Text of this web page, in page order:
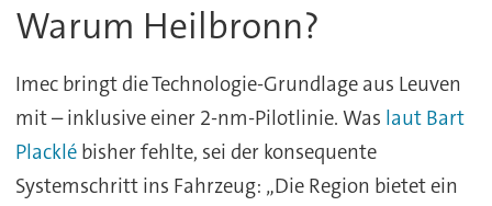
Warum Heilbronn?
Imec bringt die Technologie-Grundlage aus Leuven
mit – inklusive einer 2-nm-Pilotlinie. Was laut Bart
Placklébisher fehlte, sei der konsequente
Systemschritt ins Fahrzeug: „Die Region bietet ein